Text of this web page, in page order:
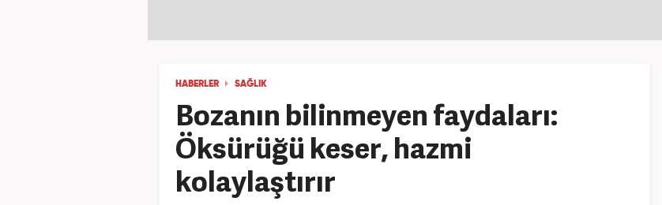
HABERLER SAĞLIK
Bozanın bilinmeyen faydaları:
Öksürüğü keser, hazmi
kolaylaştırır